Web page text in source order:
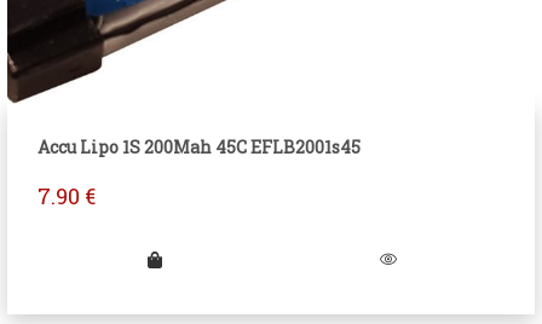
Accu Lipo 1S 200Mah 45C EFLB2001s45
7.90 €